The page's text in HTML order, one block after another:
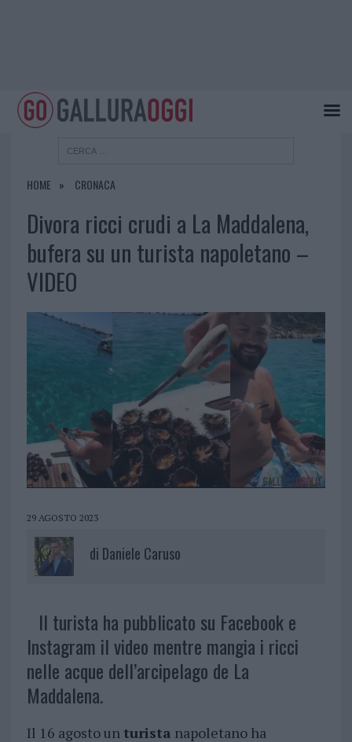
HOME CRONACA
Divora ricci crudi a La Maddalena,
bufera su un turista napoletano –
VIDEO
29 AGOSTO 2023
di Daniele Caruso
Il turista ha pubblicato su Facebook e
Instagram il video mentre mangia i ricci
nelle acque dell’arcipelago de La
Maddalena.
Il 16 agosto un turista napoletano ha